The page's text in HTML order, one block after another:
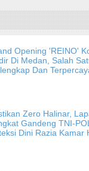
Opening 'REINO'
Di Medan, Salah
Dan
Zero Halinar,
Gandeng TNI-
Dini Razia Kamar